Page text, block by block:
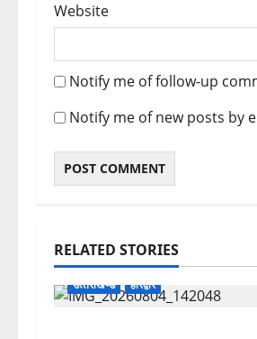
Website
Notify me of follow-up
Notify me of new posts by
RELATED STORIES
उत्‍तराखण्‍ड हरिद्वार